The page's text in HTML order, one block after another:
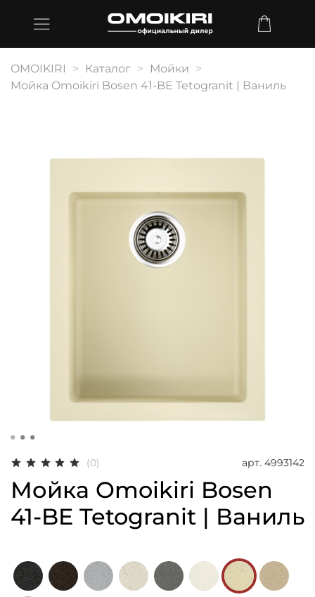
OMOIKIRI Каталог
Мойки
Мойка Omoikiri Bosen 41-BE Tetogranit | Ваниль
(0) арт. 4993142
Мойка Omoikiri Bosen
41-BE Tetogranit | Ваниль